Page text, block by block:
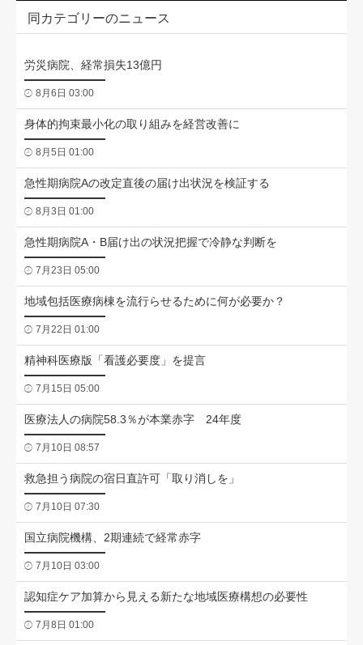
同カテゴリーのニュース
労災病院、経常損失13億円
8月6日 03:00
身体的拘束最小化の取り組みを経営改善に
8月5日 01:00
急性期病院Aの改定直後の届け出状況を検証する
8月3日 01:00
急性期病院A・B届け出の状況把握で冷静な判断を
7月23日 05:00
地域包括医療病棟を流行らせるために何が必要か？
7月22日 01:00
精神科医療版「看護必要度」を提言
7月15日 05:00
医療法人の病院58.3％が本業赤字 24年度
7月10日 08:57
救急担う病院の宿日直許可「取り消しを」
7月10日 07:30
国立病院機構、2期連続で経常赤字
7月10日 03:00
認知症ケア加算から見える新たな地域医療構想の必要性
7月8日 01:00